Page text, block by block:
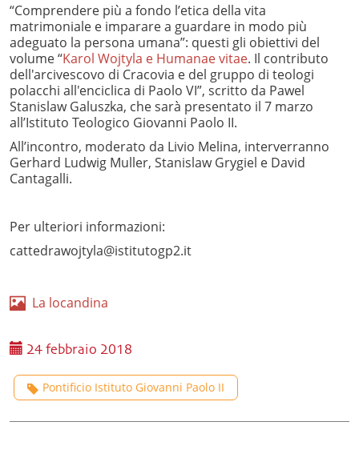
“Comprendere più a fondo l’etica della vita
matrimoniale e imparare a guardare in modo più
adeguato la persona umana”: questi gli obiettivi del
volume “Karol Wojtyla e Humanae vitae. Il contributo
dell'arcivescovo di Cracovia e del gruppo di teologi
polacchi all'enciclica di Paolo VI”, scritto da Pawel
Stanislaw Galuszka, che sarà presentato il 7 marzo
all’Istituto Teologico Giovanni Paolo II.
All’incontro, moderato da Livio Melina, interverranno
Gerhard Ludwig Muller, Stanislaw Grygiel e David
Cantagalli.
Per ulteriori informazioni:
cattedrawojtyla@istitutogp2.it
La locandina
24 febbraio 2018
Pontificio Istituto Giovanni Paolo II